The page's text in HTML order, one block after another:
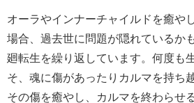
オーラやインナーチャイルドを癒や
場合、過去世に問題が隠れているか
廻転生を繰り返しています。何度も
そ、魂に傷があったりカルマを持ち
その傷を癒やし、カルマを終わらせ